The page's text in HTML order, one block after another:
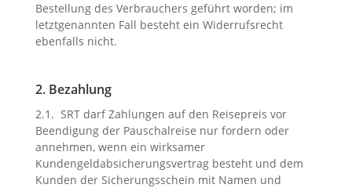
Bestellung des Verbrauchers geführt worden; im
letztgenannten Fall besteht ein Widerrufsrecht
ebenfalls nicht.
2. Bezahlung
2.1. SRT darf Zahlungen auf den Reisepreis vor
Beendigung der Pauschalreise nur fordern oder
annehmen, wenn ein wirksamer
Kundengeldabsicherungsvertrag besteht und dem
Kunden der Sicherungsschein mit Namen und